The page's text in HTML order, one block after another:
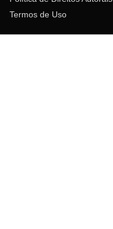
Termos de Uso